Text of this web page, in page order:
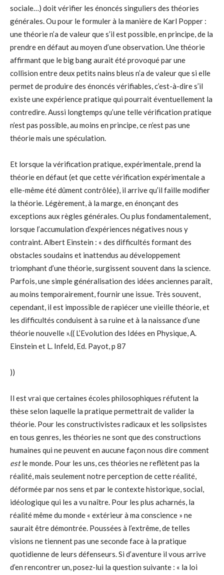
sociale…) doit vérifier les énoncés singuliers des théories
générales. Ou pour le formuler à la manière de Karl Popper :
une théorie n’a de valeur que s’il est possible, en principe, de la
prendre en défaut au moyen d’une observation. Une théorie
affirmant que le big bang aurait été provoqué par une
collision entre deux petits nains bleus n’a de valeur que si elle
permet de produire des énoncés vérifiables, c’est-à-dire s’il
existe une expérience pratique qui pourrait éventuellement la
contredire. Aussi longtemps qu’une telle vérification pratique
n’est pas possible, au moins en principe, ce n’est pas une
théorie mais une spéculation.
Et lorsque la vérification pratique, expérimentale, prend la
théorie en défaut (et que cette vérification expérimentale a
elle-même été dûment contrôlée), il arrive qu’il faille modifier
la théorie. Légèrement, à la marge, en énonçant des
exceptions aux règles générales. Ou plus fondamentalement,
lorsque l’accumulation d’expériences négatives nous y
contraint. Albert Einstein : « des difficultés formant des
obstacles soudains et inattendus au développement
triomphant d’une théorie, surgissent souvent dans la science.
Parfois, une simple généralisation des idées anciennes paraît,
au moins temporairement, fournir une issue. Très souvent,
cependant, il est impossible de rapiécer une vieille théorie, et
les difficultés conduisent à sa ruine et à la naissance d’une
théorie nouvelle ».(( L’Evolution des Idées en Physique, A.
Einstein et L. Infeld, Ed. Payot, p 87
))
Il est vrai que certaines écoles philosophiques réfutent la
thèse selon laquelle la pratique permettrait de valider la
théorie. Pour les constructivistes radicaux et les solipsistes
en tous genres, les théories ne sont que des constructions
humaines qui ne peuvent en aucune façon nous dire comment
estle monde. Pour les uns, ces théories ne reflètent pas la
réalité, mais seulement notre perception de cette réalité,
déformée par nos sens et par le contexte historique, social,
idéologique qui les a vu naître. Pour les plus acharnés, la
réalité même du monde « extérieur à ma conscience » ne
saurait être démontrée. Poussées à l’extrême, de telles
visions ne tiennent pas une seconde face à la pratique
quotidienne de leurs défenseurs. Si d’aventure il vous arrive
d’en rencontrer un, posez-lui la question suivante : « la loi